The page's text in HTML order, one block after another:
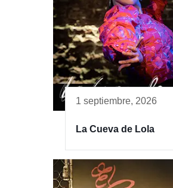
1 septiembre, 2026
La Cueva de Lola